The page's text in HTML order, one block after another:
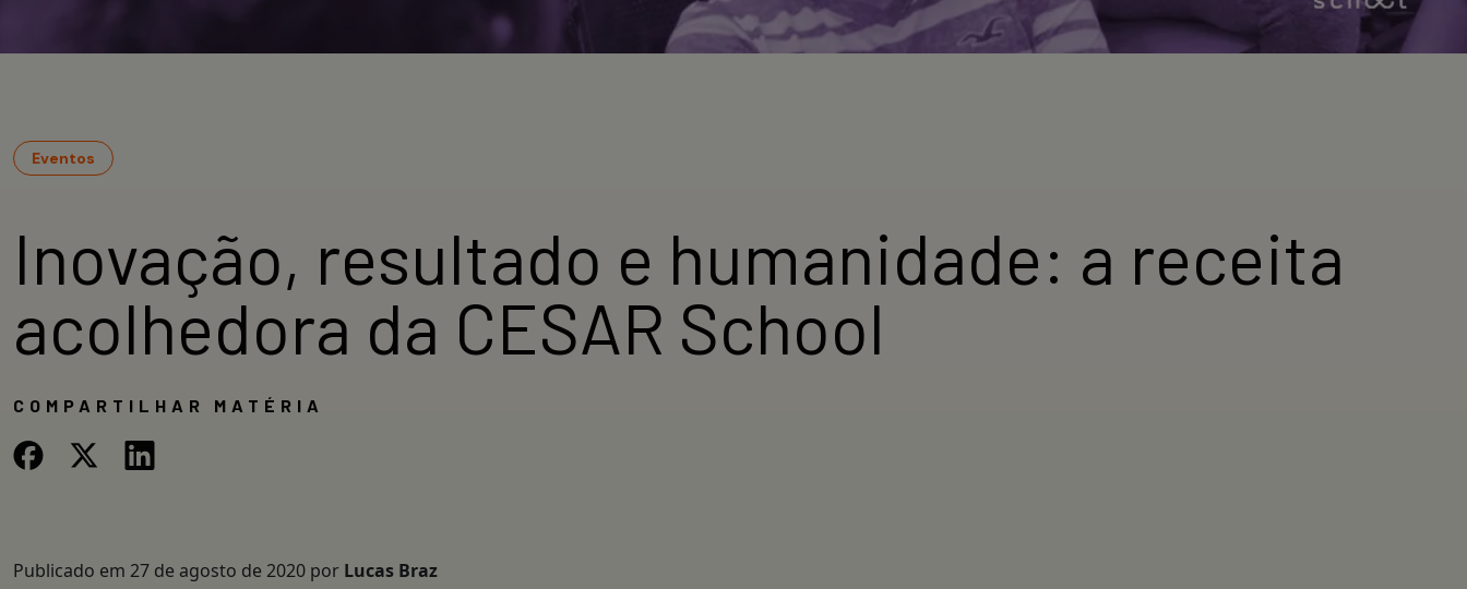
Eventos
Inovação, resultado e humanidade: a receita
acolhedora da CESAR School
COMPARTILHAR MATÉRIA
Publicado em 27 de agosto de 2020 por Lucas Braz